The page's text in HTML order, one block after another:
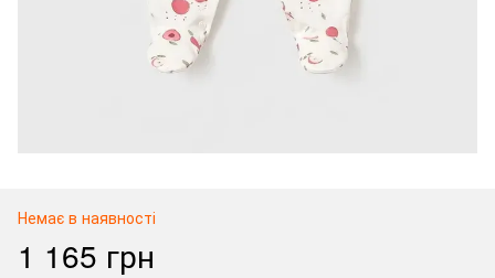
Немає в наявності
1 165 грн